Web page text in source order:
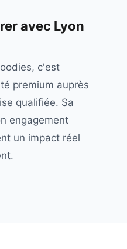
avec Lyon
c'est
premium auprès
qualifiée. Sa
engagement
un impact réel